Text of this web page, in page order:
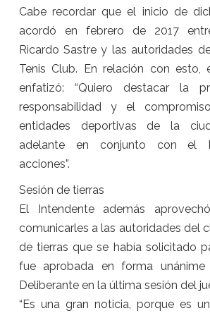
Cabe recordar que el inicio de
acordó en febrero de 2017
Ricardo Sastre y las autoridades
Tenis Club. En relación con esto,
enfatizó: “Quiero destacar la
responsabilidad y el
entidades deportivas de la
adelante en conjunto con el
acciones”.
Sesión de tierras
El Intendente además
comunicarles a las autoridades del
de tierras que se había solicitado
fue aprobada en forma
Deliberante en la última sesión del
“Es una gran noticia, porque es